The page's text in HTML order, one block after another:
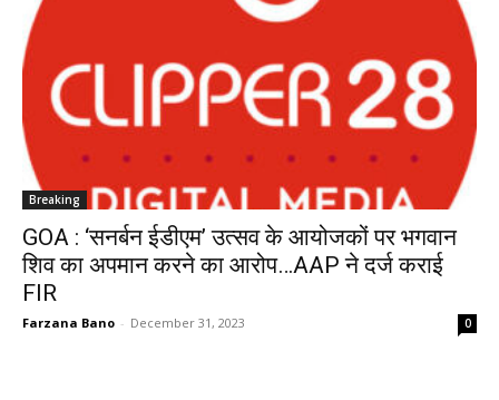
Breaking
GOA : ‘सनर्बन ईडीएम’ उत्सव के आयोजकों पर भगवान
शिव का अपमान करने का आरोप…AAP ने दर्ज कराई
FIR
Farzana Bano - December 31, 2023 0